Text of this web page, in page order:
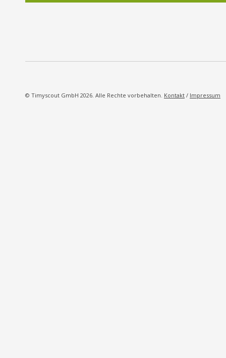
© Timyscout GmbH 2026. Alle Rechte vorbehalten. Kontakt / Impressum